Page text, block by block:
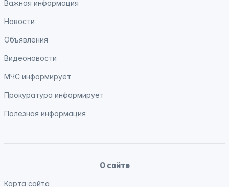
Важная информация
Новости
Объявления
Видеоновости
МЧС информирует
Прокуратура информирует
Полезная информация
О сайте
Карта сайта